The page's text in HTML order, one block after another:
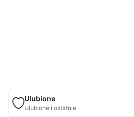
Ulubione
Ulubione i ostatnie